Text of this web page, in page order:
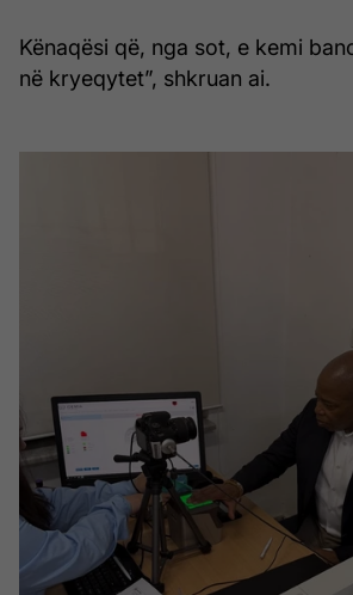
Kënaqësi që, nga sot, e kemi
në kryeqytet”, shkruan ai.